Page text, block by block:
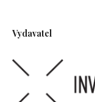
Vydavatel